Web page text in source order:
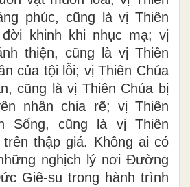
phúc, cũng là vị Thiên
khinh khi nhục mạ; vị
thiện, cũng là vị Thiên
của tội lỗi; vị Thiên Chúa
cũng là vị Thiên Chúa bị
nhân chia rẽ; vị Thiên
Sống, cũng là vị Thiên
thập giá. Không ai có
nghịch lý nơi Đường
Giê-su trong hành trình